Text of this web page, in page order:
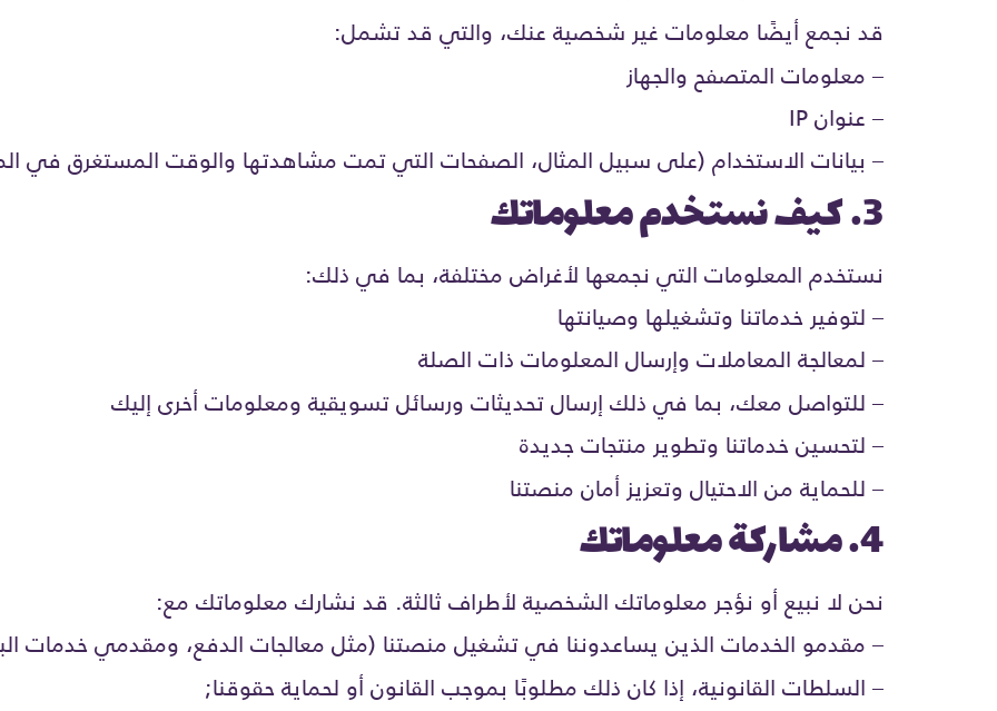
قد نجمع أيضًا معلومات غير شخصية عنك، والتي قد تشمل:
– معلومات المتصفح والجهاز
– عنوان IP
– بيانات الاستخدام (على سبيل المثال، الصفحات التي تمت مشاهدتها والوقت المستغرق في
3. كيف نستخدم معلوماتك
نستخدم المعلومات التي نجمعها لأغراض مختلفة، بما في ذلك:
– لتوفير خدماتنا وتشغيلها وصيانتها
– لمعالجة المعاملات وإرسال المعلومات ذات الصلة
– للتواصل معك، بما في ذلك إرسال تحديثات ورسائل تسويقية ومعلومات أخرى إليك
– لتحسين خدماتنا وتطوير منتجات جديدة
– للحماية من الاحتيال وتعزيز أمان منصتنا
4. مشاركة معلوماتك
نحن لا نبيع أو نؤجر معلوماتك الشخصية لأطراف ثالثة. قد نشارك معلوماتك مع:
– مقدمو الخدمات الذين يساعدوننا في تشغيل منصتنا (مثل معالجات الدفع، ومقدمي خدمات
– السلطات القانونية، إذا كان ذلك مطلوبًا بموجب القانون أو لحماية حقوقنا;